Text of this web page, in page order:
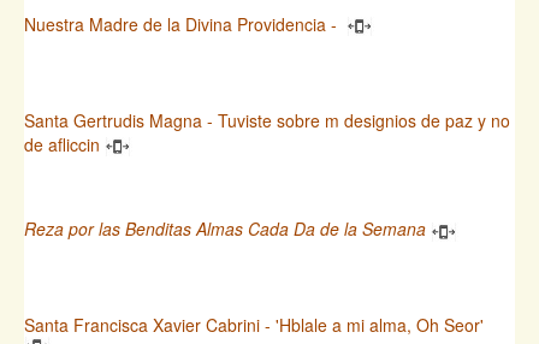
Nuestra Madre de la Divina Providencia -
Santa Gertrudis Magna - Tuviste sobre m designios de paz y no
de afliccin
Reza por las Benditas Almas Cada Da de la Semana
Santa Francisca Xavier Cabrini - 'Hblale a mi alma, Oh Seor'